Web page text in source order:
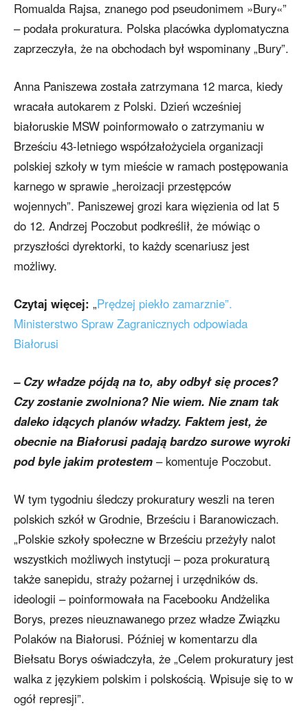
Romualda Rajsa, znanego pod pseudonimem »Bury«”
– podała prokuratura. Polska placówka dyplomatyczna
zaprzeczyła, że na obchodach był wspominany „Bury”.
Anna Paniszewa została zatrzymana 12 marca, kiedy
wracała autokarem z Polski. Dzień wcześniej
białoruskie MSW poinformowało o zatrzymaniu w
Brześciu 43-letniego współzałożyciela organizacji
polskiej szkoły w tym mieście w ramach postępowania
karnego w sprawie „heroizacji przestępców
wojennych”. Paniszewej grozi kara więzienia od lat 5
do 12. Andrzej Poczobut podkreślił, że mówiąc o
przyszłości dyrektorki, to każdy scenariusz jest
możliwy.
Czytaj więcej: „Prędzej piekło zamarznie”.
Ministerstwo Spraw Zagranicznych odpowiada
Białorusi
– Czy władze pójdą na to, aby odbył się proces?
Czy zostanie zwolniona? Nie wiem. Nie znam tak
daleko idących planów władzy. Faktem jest, że
obecnie na Białorusi padają bardzo surowe wyroki
pod byle jakim protestem – komentuje Poczobut.
W tym tygodniu śledczy prokuratury weszli na teren
polskich szkół w Grodnie, Brześciu i Baranowiczach.
„Polskie szkoły społeczne w Brześciu przeżyły nalot
wszystkich możliwych instytucji – poza prokuraturą
także sanepidu, straży pożarnej i urzędników ds.
ideologii – poinformowała na Facebooku Andżelika
Borys, prezes nieuznawanego przez władze Związku
Polaków na Białorusi. Później w komentarzu dla
Biełsatu Borys oświadczyła, że „Celem prokuratury jest
walka z językiem polskim i polskością. Wpisuje się to w
ogół represji”.